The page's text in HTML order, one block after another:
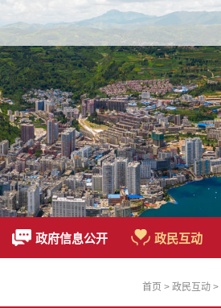
政府信息公开 政民互动
首页 > 政民互动 >